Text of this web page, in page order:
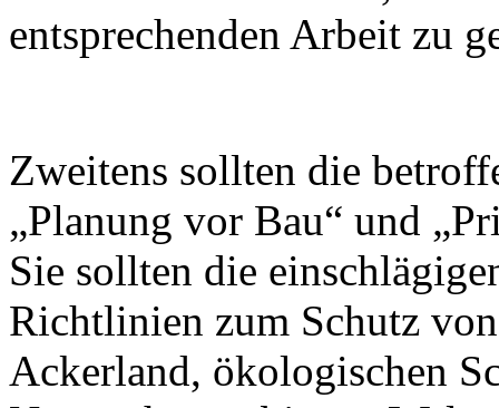
entsprechenden Arbeit zu
Zweitens sollten die
„Planung vor Bau“ und
Sie sollten die
Richtlinien zum Schutz
Ackerland, ökologischen